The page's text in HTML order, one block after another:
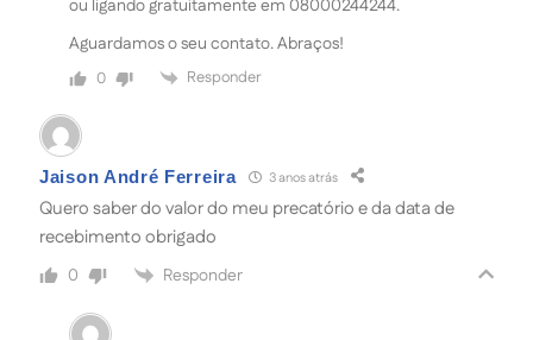
ou ligando gratuitamente em 08000244244.
Aguardamos o seu contato. Abraços!
0 Responder
Jaison André Ferreira 3 anos atrás
Quero saber do valor do meu precatório e da data de
recebimento obrigado
0 Responder